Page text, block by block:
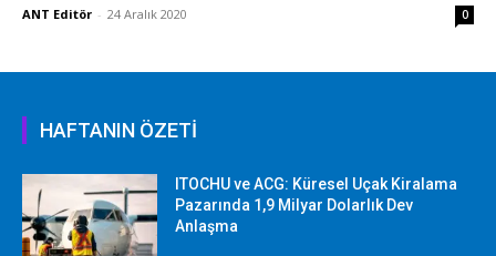
ANT Editör - 24 Aralık 2020 0
HAFTANIN ÖZETİ
ITOCHU ve ACG: Küresel Uçak Kiralama
Pazarında 1,9 Milyar Dolarlık Dev
Anlaşma